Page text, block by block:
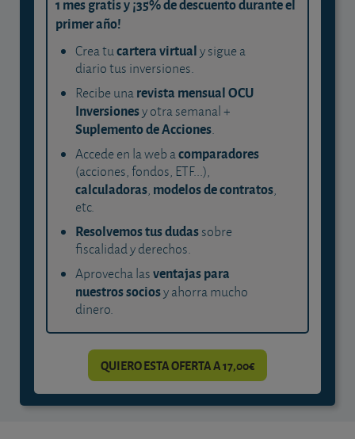
1 mes gratis y ¡35% de descuento durante el
primer año!
Crea tucartera virtualy sigue a
diario tus inversiones.
Recibe unarevista mensual OCU
Inversionesy otra semanal +
Suplemento de Acciones.
Accede en la web acomparadores
(acciones, fondos, ETF...),
calculadoras, modelos de contratos,
etc.
Resolvemos tus dudassobre
fiscalidad y derechos.
Aprovecha lasventajas para
nuestros sociosy ahorra mucho
dinero.
QUIERO ESTA OFERTA A 17,00€